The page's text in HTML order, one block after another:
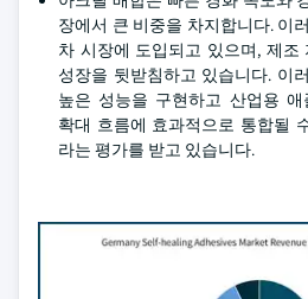
장에서 큰 비중을 차지합니다. 이
차 시장에 도입되고 있으며, 제조
성장을 뒷받침하고 있습니다. 이
높은 성능을 구현하고 산업용 애
확대 흐름에 효과적으로 통합될
라는 평가를 받고 있습니다.